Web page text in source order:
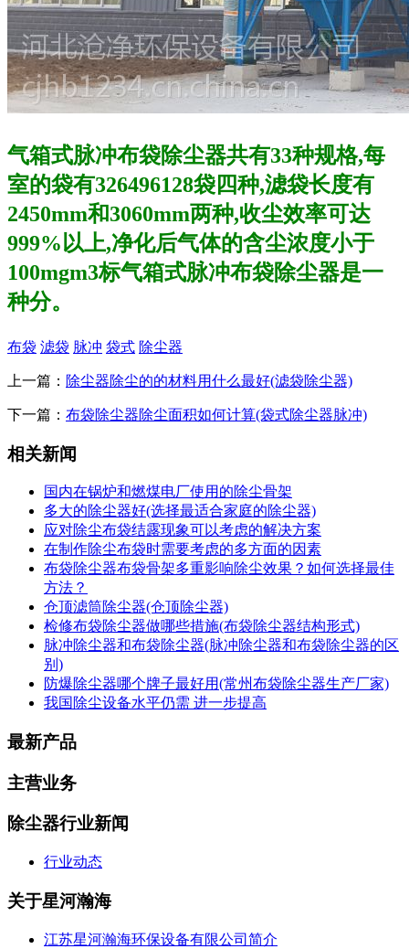
气箱式脉冲布袋除尘器共有33种规格,每
室的袋有326496128袋四种,滤袋长度有
2450mm和3060mm两种,收尘效率可达
999%以上,净化后气体的含尘浓度小于
100mgm3标气箱式脉冲布袋除尘器是一
种分。
布袋 滤袋 脉冲 袋式 除尘器
上一篇： 除尘器除尘的的材料用什么最好(滤袋除尘器)
下一篇： 布袋除尘器除尘面积如何计算(袋式除尘器脉冲)
相关新闻
国内在锅炉和燃煤电厂使用的除尘骨架
多大的除尘器好(选择最适合家庭的除尘器)
应对除尘布袋结露现象可以考虑的解决方案
在制作除尘布袋时需要考虑的多方面的因素
布袋除尘器布袋骨架多重影响除尘效果？如何选择最佳
方法？
仓顶滤筒除尘器(仓顶除尘器)
检修布袋除尘器做哪些措施(布袋除尘器结构形式)
脉冲除尘器和布袋除尘器(脉冲除尘器和布袋除尘器的区
别)
防爆除尘器哪个牌子最好用(常州布袋除尘器生产厂家)
我国除尘设备水平仍需 进一步提高
最新产品
主营业务
除尘器行业新闻
行业动态
关于星河瀚海
江苏星河瀚海环保设备有限公司简介